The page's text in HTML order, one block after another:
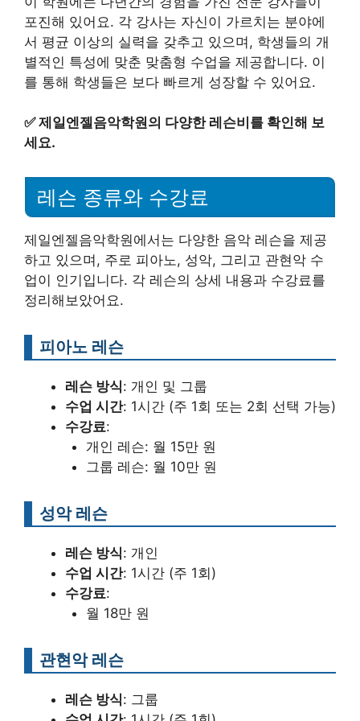
포진해 있어요. 각 강사는 자신이 가르치는 분야에
서 평균 이상의 실력을 갖추고 있으며, 학생들의 개
별적인 특성에 맞춘 맞춤형 수업을 제공합니다. 이
를 통해 학생들은 보다 빠르게 성장할 수 있어요.
✅제일엔젤음악학원의 다양한 레슨비를 확인해 보
세요.
레슨 종류와 수강료
제일엔젤음악학원에서는 다양한 음악 레슨을 제공
하고 있으며, 주로 피아노, 성악, 그리고 관현악 수
업이 인기입니다. 각 레슨의 상세 내용과 수강료를
정리해보았어요.
피아노 레슨
레슨 방식: 개인 및 그룹
수업 시간: 1시간 (주 1회 또는 2회 선택 가능)
수강료:
개인 레슨: 월 15만 원
그룹 레슨: 월 10만 원
성악 레슨
레슨 방식: 개인
수업 시간: 1시간 (주 1회)
수강료:
월 18만 원
관현악 레슨
레슨 방식: 그룹